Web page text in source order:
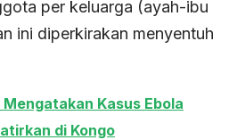
per keluarga (ayah-ibu
ini diperkirakan menyentuh
Mengatakan Kasus Ebola
di Kongo